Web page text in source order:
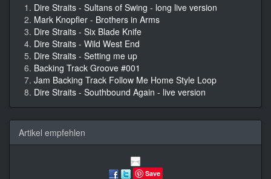
Dire Straits - Sultans of Swing - long live version
Mark Knopfler - Brothers in Arms
Dire Straits - Six Blade Knife
Dire Straits - Wild West End
Dire Straits - Setting me up
Backing Track Groove #001
Jam Backing Track Follow Me Home Style Loop
Dire Straits - Southbound Again - live version
Artikel empfehlen
Save